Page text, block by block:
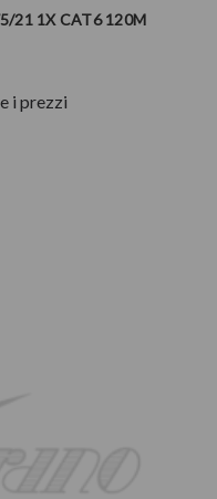
21 1X CAT6 120M
i prezzi